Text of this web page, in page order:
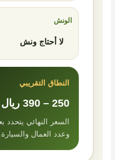
الونش
النطاق التقريبي
250 – 390 ريال
السعر النهائي
وعدد العمال والسيارة.